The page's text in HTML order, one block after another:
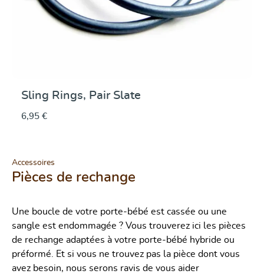
Sling Rings, Pair Slate
6,95 €
Accessoires
Pièces de rechange
Une boucle de votre porte-bébé est cassée ou une
sangle est endommagée ? Vous trouverez ici les pièces
de rechange adaptées à votre porte-bébé hybride ou
préformé. Et si vous ne trouvez pas la pièce dont vous
avez besoin, nous serons ravis de vous aider